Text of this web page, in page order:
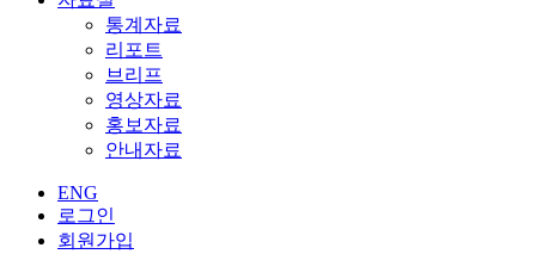
통계자료
리포트
브리프
영상자료
홍보자료
안내자료
ENG
로그인
회원가입